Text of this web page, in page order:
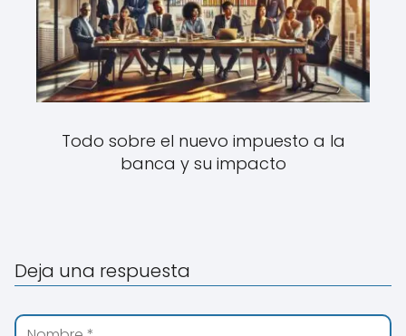
Todo sobre el nuevo impuesto a la
banca y su impacto
Deja una respuesta